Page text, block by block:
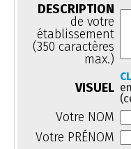
DESCRIPTION
de votre
établissement
(350 caractères
max.)
VISUEL
Votre NOM
Votre PRÉNOM